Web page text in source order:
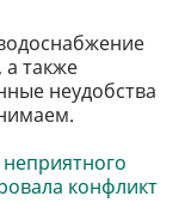
а также
неудобства
конфликт